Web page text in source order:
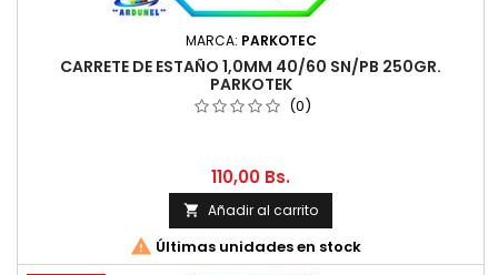
MARCA: PARKOTEC
CARRETE DE ESTAÑO 1,0MM 40/60 SN/PB 250GR.
PARKOTEK
(0)
110,00 Bs.
 Añadir al carrito
 Últimas unidades en stock